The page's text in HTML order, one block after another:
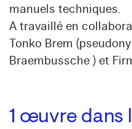
manuels techniques.
A travaillé en
Tonko Brem
Braembussche ) et
1 œuvre dans